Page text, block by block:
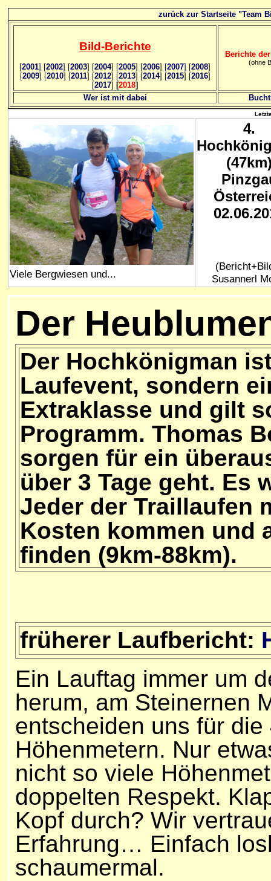
zurück zur Startseite "Team
Bild-Berichte
[2001] [2002] [2003] [2004] [2005] [2006] [2007] [2008]
[2009] [2010] [2011] [2012] [2013] [2014] [2015] [2016]
[2017] [2018]
Berichte
(ohne
Wer ist mit dabei
Viele Bergwiesen und...
4.
Susannerl
Der
Der Hochkönigman
Laufevent, sondern
Extraklasse und gilt
Programm. Thomas
sorgen für ein
über 3 Tage geht. Es
Jeder der Traillaufen
Kosten kommen und
finden (9km-88km).
früherer Laufbericht:
Ein Lauftag immer um
herum, am Steinernen
entscheiden uns für
Höhenmetern. Nur
nicht so viele
doppelten Respekt.
Kopf durch? Wir
Erfahrung… Einfach
schaumermal.